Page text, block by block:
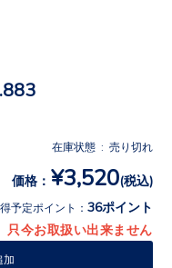
在庫状態 : 売り切れ
価格： ¥3,520(税込)
予定ポイント： 36ポイント
只今お取扱い出来ません
加